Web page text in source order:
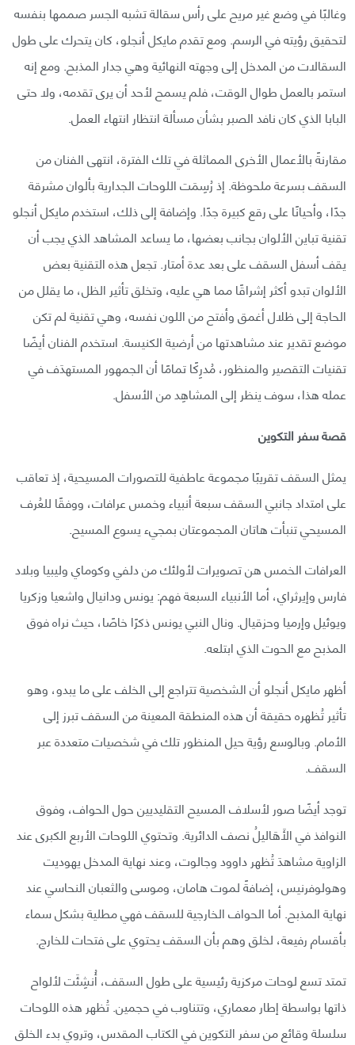
وغالبًا في وضع غير مريح على رأس سقالة تشبه الجسر صممها بنفسه
لتحقيق رؤيته في الرسم. ومع تقدم مايكل أنجلو، كان يتحرك على طول
السقالات من المدخل إلى وجهته النهائية وهي جدار المذبح. ومع إنه
استمر بالعمل طوال الوقت، فلم يسمح لأحد أن يرى تقدمه، ولا حتى
البابا الذي كان نافد الصبر بشأن مسألة انتظار انتهاء العمل.
مقارنةً بالأعمال الأخرى المماثلة في تلك الفترة، انتهى الفنان من
السقف بسرعة ملحوظة. إذ رُسِمَت اللوحات الجدارية بألوان مشرقة
جدًا، وأحيانًا على رقع كبيرة جدًا. وإضافة إلى ذلك، استخدم مايكل أنجلو
تقنية تباين الألوان بجانب بعضها، ما يساعد المشاهد الذي يجب أن
يقف أسفل السقف على بعد عدة أمتار. تجعل هذه التقنية بعض
الألوان تبدو أكثر إشراقًا مما هي عليه، وتخلق تأثير الظل، ما يقلل من
الحاجة إلى ظلال أغمق وأفتح من اللون نفسه، وهي تقنية لم تكن
موضع تقدير عند مشاهدتها من أرضية الكنيسة. استخدم الفنان أيضًا
تقنيات التقصير والمنظور، مُدرِكًا تمامًا أن الجمهور المستهدَف في
عمله هذا، سوف ينظر إلى المشاهِد من الأسفل.
قصة سفر التكوين
يمثل السقف تقريبًا مجموعة عاطفية للتصورات المسيحية، إذ تعاقب
على امتداد جانبي السقف سبعة أنبياء وخمس عرافات، ووفقًا للعُرف
المسيحي تنبأت هاتان المجموعتان بمجيء يسوع المسيح.
العرافات الخمس هن تصويرات لأولئك من دلفي وكوماي وليبيا وبلاد
فارس وإيرثراي، أما الأنبياء السبعة فهم: يونس ودانيال واشعيا وزكريا
ويوئيل وإرميا وحزقيال. ونال النبي يونس ذكرًا خاصًا، حيث نراه فوق
المذبح مع الحوت الذي ابتلعه.
أظهر مايكل أنجلو أن الشخصية تتراجع إلى الخلف على ما يبدو، وهو
تأثير تُظهره حقيقة أن هذه المنطقة المعينة من السقف تبرز إلى
الأمام. وبالوسع رؤية حيل المنظور تلك في شخصيات متعددة عبر
السقف.
توجد أيضًا صور لأسلاف المسيح التقليديين حول الحواف، وفوق
النوافذ في الأَهَاليلُ نصف الدائرية. وتحتوي اللوحات الأربع الكبرى عند
الزاوية مشاهدَ تُظهر داوود وجالوت، وعند نهاية المدخل يهوديت
وهولوفرنيس، إضافةً لموت هامان، وموسى والثعبان النحاسي عند
نهاية المذبح. أما الحواف الخارجية للسقف فهي مطلية بشكل سماء
بأقسام رفيعة، لخلق وهم بأن السقف يحتوي على فتحات للخارج.
تمتد تسع لوحات مركزية رئيسية على طول السقف، أُنشِئَت لألواح
ذاتها بواسطة إطار معماري، وتتناوب في حجمين. تُظهر هذه اللوحات
سلسلة وقائع من سفر التكوين في الكتاب المقدس، وتروي بدء الخلق